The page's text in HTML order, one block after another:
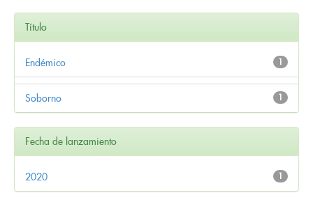
Título
1
Endémico
1
Soborno
Fecha de lanzamiento
1
2020